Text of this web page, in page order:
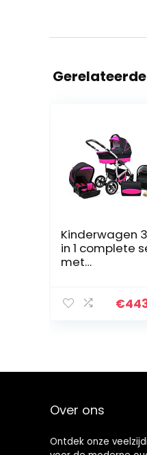
Kinderwagen 3
in 1 complete
met
babydrager
€
Over ons
Ontdek onze